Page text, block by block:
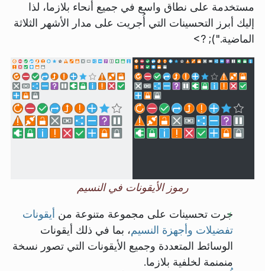
مستخدمة على نطاق واسع في جميع أنحاء بلازما، لذا
إليك أبرز التحسينات التي أُجريت على مدار الأشهر الثلاثة
الماضية."); ?>
رموز الأيقونات في النسيم
جرت تحسينات على مجموعة متنوعة من أيقونات
تفضيلات وأجهزة النسيم، بما في ذلك أيقونات
الوسائط المتعددة وجميع الأيقونات التي تصور نسخة
منمنمة لخلفية بلازما.